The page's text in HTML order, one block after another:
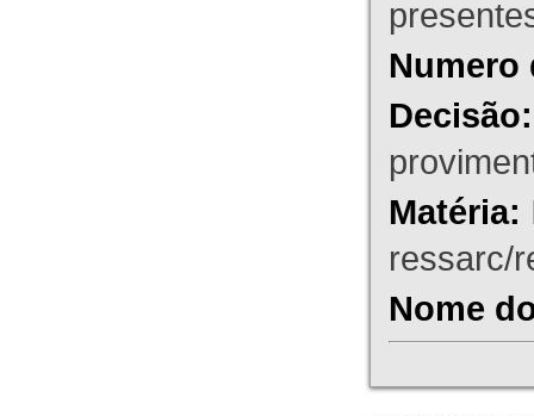
Numero
Decisão:
Matéria:
ressarc/
Nome